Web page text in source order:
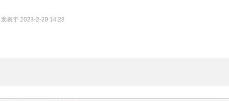
发表于 2023-2-20 14:28